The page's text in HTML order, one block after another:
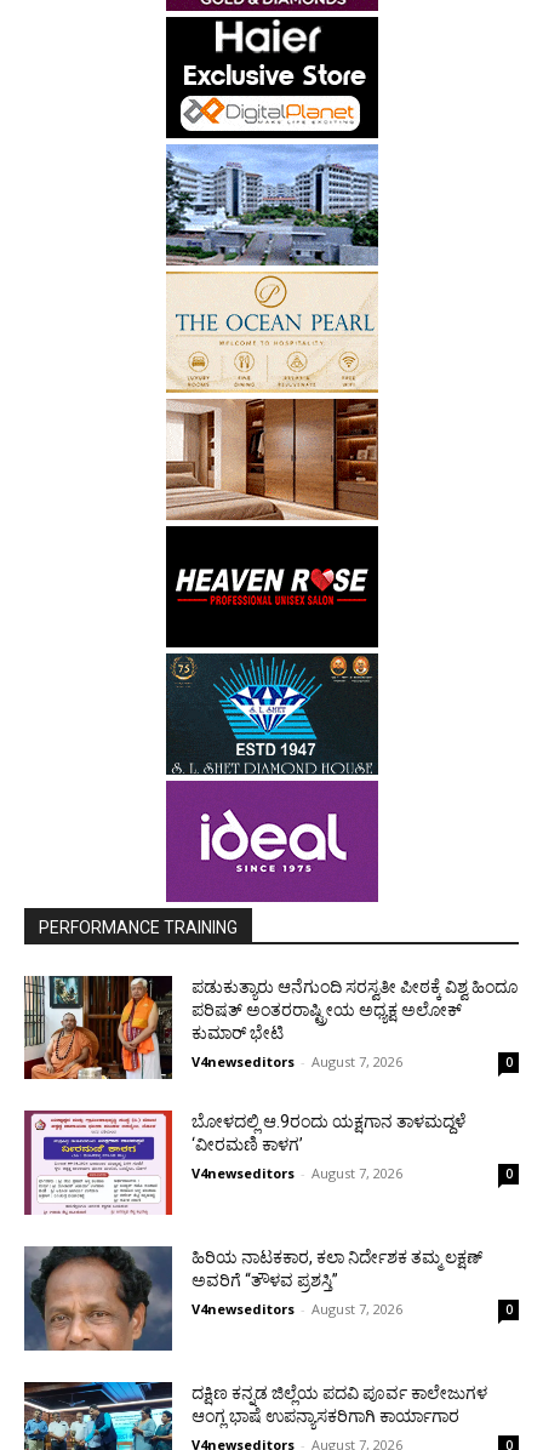
PERFORMANCE TRAINING
ಪಡುಕುತ್ಯಾರು ಆನೆಗುಂದಿ ಸರಸ್ವತೀ ಪೀಠಕ್ಕೆ ವಿಶ್ವ ಹಿಂದೂ
ಪರಿಷತ್ ಅಂತರರಾಷ್ಟ್ರೀಯ ಅಧ್ಯಕ್ಷ ಅಲೋಕ್
ಕುಮಾರ್ ಭೇಟಿ
V4newseditors - August 7, 2026 0
ಬೋಳದಲ್ಲಿ ಆ.9ರಂದು ಯಕ್ಷಗಾನ ತಾಳಮದ್ದಳೆ
‘ವೀರಮಣಿ ಕಾಳಗ’
V4newseditors - August 7, 2026 0
ಹಿರಿಯ ನಾಟಕಕಾರ, ಕಲಾ ನಿರ್ದೇಶಕ ತಮ್ಮ ಲಕ್ಷಣ್
ಅವರಿಗೆ “ತೌಳವ ಪ್ರಶಸ್ತಿ”
V4newseditors - August 7, 2026 0
ದಕ್ಷಿಣ ಕನ್ನಡ ಜಿಲ್ಲೆಯ ಪದವಿ ಪೂರ್ವ ಕಾಲೇಜುಗಳ
ಆಂಗ್ಲ ಭಾಷೆ ಉಪನ್ಯಾಸಕರಿಗಾಗಿ ಕಾರ್ಯಾಗಾರ
V4newseditors - August 7, 2026 0